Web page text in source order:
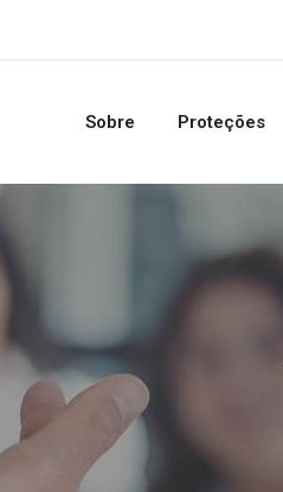
Sobre Proteções